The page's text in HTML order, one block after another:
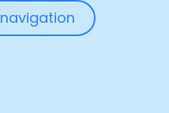
navigation